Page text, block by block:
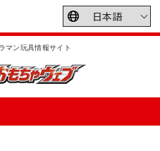
マン玩具情報サイト